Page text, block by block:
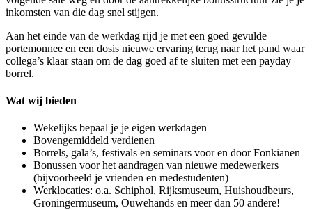
inkomsten van die dag snel stijgen.
Aan het einde van de werkdag rijd je met een goed gevulde
portemonnee en een dosis nieuwe ervaring terug naar het pand waar
collega’s klaar staan om de dag goed af te sluiten met een payday
borrel.
Wat wij bieden
Wekelijks bepaal je je eigen werkdagen
Bovengemiddeld verdienen
Borrels, gala’s, festivals en seminars voor en door Fonkianen
Bonussen voor het aandragen van nieuwe medewerkers
(bijvoorbeeld je vrienden en medestudenten)
Werklocaties: o.a. Schiphol, Rijksmuseum, Huishoudbeurs,
Groningermuseum, Ouwehands en meer dan 50 andere!